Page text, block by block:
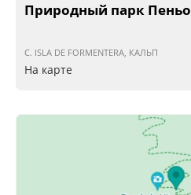
Природный парк
C. ISLA DE FORMENTERA, КАЛЬП
На карте